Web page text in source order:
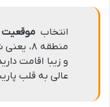
انتخاب موقعیت
منطقه
و زیبا اقامت
عالی به قلب